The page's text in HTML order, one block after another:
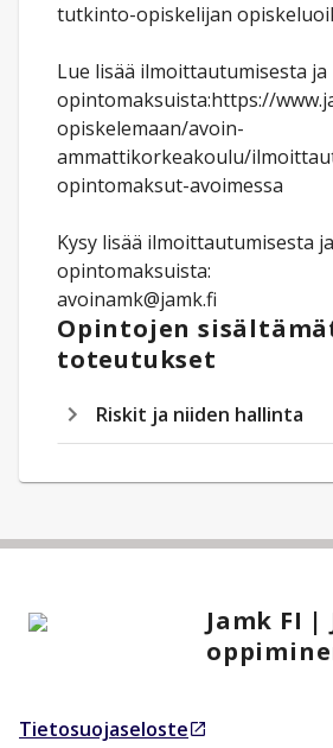
tutkinto-opiskelijan
Lue lisää ilmoittautumisesta ja
opintomaksuista:https://
opiskelemaan/avoin-
ammattikorkeakoulu/
opintomaksut-avoimessa
Kysy lisää ilmoittautumisesta ja
opintomaksuista:
avoinamk@jamk.fi
Opintojen
toteutukset
Riskit ja niiden hallinta
Jamk FI |
Tietosuojaseloste
Avautuu uudessa välilehdessä